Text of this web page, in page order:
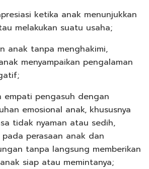
ketika anak menunjukkan
melakukan suatu usaha;
anak tanpa menghakimi,
menyampaikan pengalaman
empati pengasuh dengan
emosional anak, khususnya
tidak nyaman atau sedih,
perasaan anak dan
tanpa langsung memberikan
siap atau memintanya;